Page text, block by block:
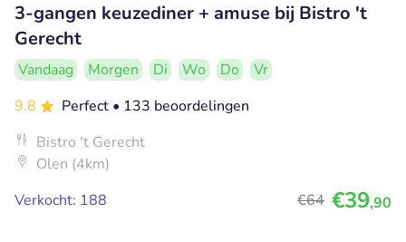
3-gangen keuzediner + amuse bij Bistro 't
Gerecht
Vandaag Morgen Di Wo Do
Vr
9.8
Perfect • 133 beoordelingen
Bistro 't Gerecht
Olen (4km)
Verkocht: 188
€64 €39,90